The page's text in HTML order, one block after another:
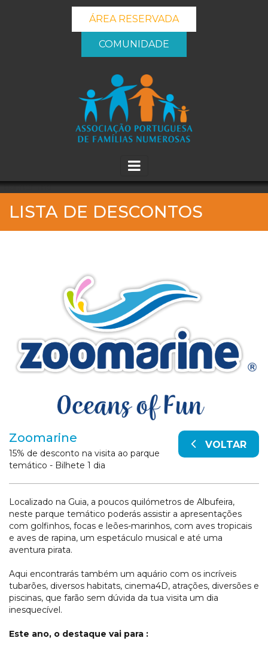
ÁREA RESERVADA
COMUNIDADE
_banner_me_
LISTA DE DESCONTOS
Zoomarine VOLTAR
15% de desconto na visita ao parque
temático - Bilhete 1 dia
Localizado na Guia, a poucos quilómetros de Albufeira,
neste parque temático poderás assistir a apresentações
com golfinhos, focas e leões-marinhos, com aves tropicais
e aves de rapina, um espetáculo musical e até uma
aventura pirata.
Aqui encontrarás também um aquário com os incríveis
tubarões, diversos habitats, cinema4D, atrações, diversões e
piscinas, que farão sem dúvida da tua visita um dia
inesquecível.
Este ano, o destaque vai para :